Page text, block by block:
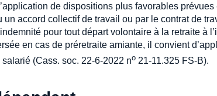
de dispositions plus favorables
un accord collectif de travail ou par le contrat de
pour tout départ volontaire à la retraite à
en cas de préretraite amiante, il convient
(Cass. soc. 22-6-2022 no 21-11.325 FS-B).